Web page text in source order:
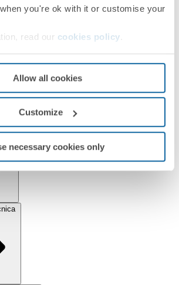
you're ok with it or customise your
read our cookies policy
Allow all cookies
Customize
necessary cookies only
Alumínio
Informação básica